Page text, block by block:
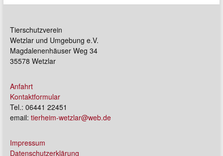
Tierschutzverein
Wetzlar und Umgebung e.V.
Magdalenenhäuser Weg 34
35578 Wetzlar
Anfahrt
Kontaktformular
Tel.: 06441 22451
email: tierheim-wetzlar@web.de
Impressum
Datenschutzerklärung